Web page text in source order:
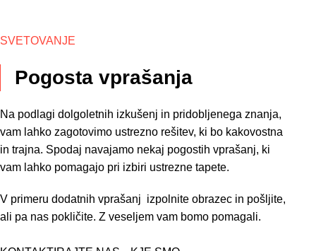
SVETOVANJE
Pogosta vprašanja
Na podlagi dolgoletnih izkušenj in pridobljenega znanja,
vam lahko zagotovimo ustrezno rešitev, ki bo kakovostna
in trajna. Spodaj navajamo nekaj pogostih vprašanj, ki
vam lahko pomagajo pri izbiri ustrezne tapete.
V primeru dodatnih vprašanj izpolnite obrazec in pošljite,
ali pa nas pokličite. Z veseljem vam bomo pomagali.